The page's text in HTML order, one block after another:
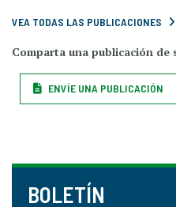
VEA TODAS LAS PUBLICACIONES
Comparta una publicación de
ENVÍE UNA PUBLICACIÓN
BOLETÍN